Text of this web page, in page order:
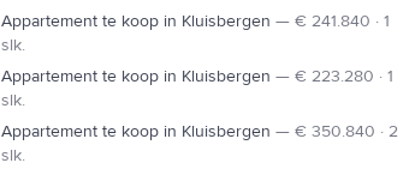
Appartement te koop in Kluisbergen — € 241.840 · 1
slk.
Appartement te koop in Kluisbergen — € 223.280 · 1
slk.
Appartement te koop in Kluisbergen — € 350.840 · 2
slk.